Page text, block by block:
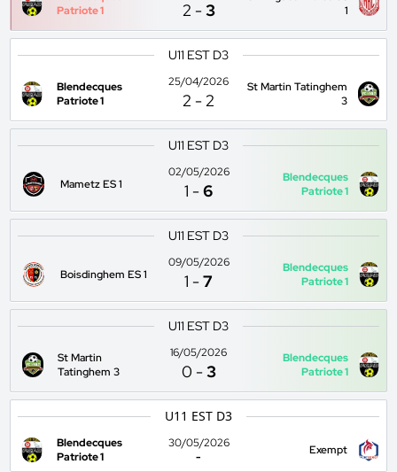
Patriote 1
2 -3
1
U11 EST D3
Blendecques
Patriote 1
25/04/2026
2 -2
St Martin Tatinghem
3
U11 EST D3
Mametz ES 1
02/05/2026
1 -6
Blendecques
Patriote 1
U11 EST D3
Boisdinghem ES 1
09/05/2026
1 -7
Blendecques
Patriote 1
U11 EST D3
St Martin
Tatinghem 3
16/05/2026
0 -3
Blendecques
Patriote 1
U11 EST D3
Blendecques
Patriote 1
30/05/2026
-
Exempt